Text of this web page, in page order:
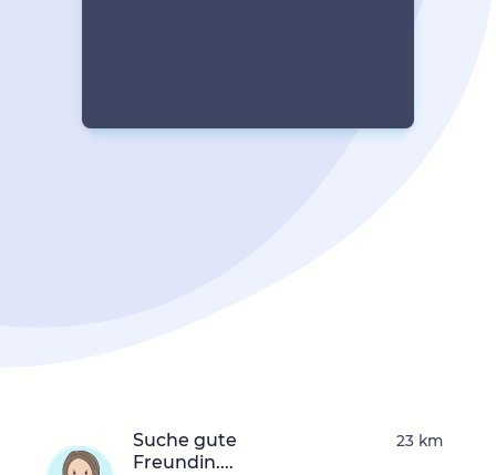
Suche gute
Freundin....
23 km